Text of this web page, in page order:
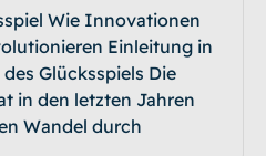
Wie Innovationen
Einleitung in
Glücksspiels Die
in den letzten Jahren
Wandel durch